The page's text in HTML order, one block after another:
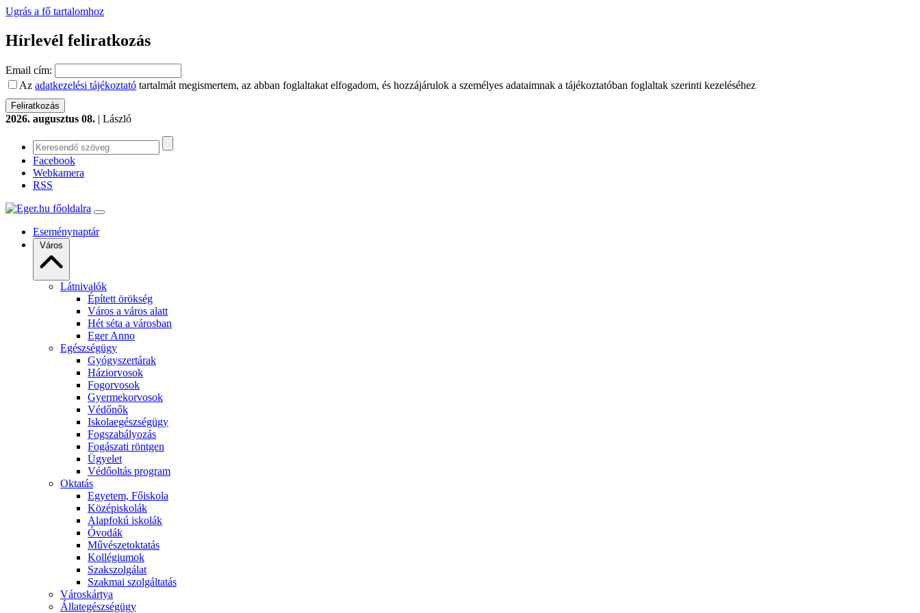
Ugrás a fő tartalomhoz
Hírlevél feliratkozás
Email cím:
Az adatkezelési tájékoztató tartalmát megismertem, az abban foglaltakat elfogadom, és hozzájárulok a személyes adataimnak a tájékoztatóban foglaltak szerinti kezeléséhez
2026. augusztus 08. | László
Facebook
Webkamera
RSS
Eseménynaptár
Város
Látnivalók
Épített örökség
Város a város alatt
Hét séta a városban
Eger Anno
Egészségügy
Gyógyszertárak
Háziorvosok
Fogorvosok
Gyermekorvosok
Védőnők
Iskolaegészségügy
Fogszabályozás
Fogászati röntgen
Ügyelet
Védőoltás program
Oktatás
Egyetem, Főiskola
Középiskolák
Alapfokú iskolák
Óvodák
Művészetoktatás
Kollégiumok
Szakszolgálat
Szakmai szolgáltatás
Városkártya
Állategészségügy